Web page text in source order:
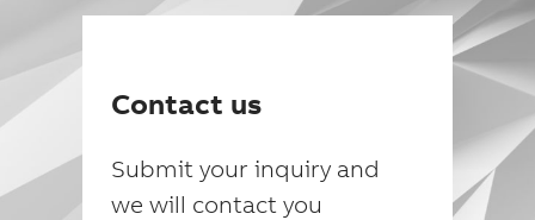
Contact us
Submit your inquiry and
we will contact you